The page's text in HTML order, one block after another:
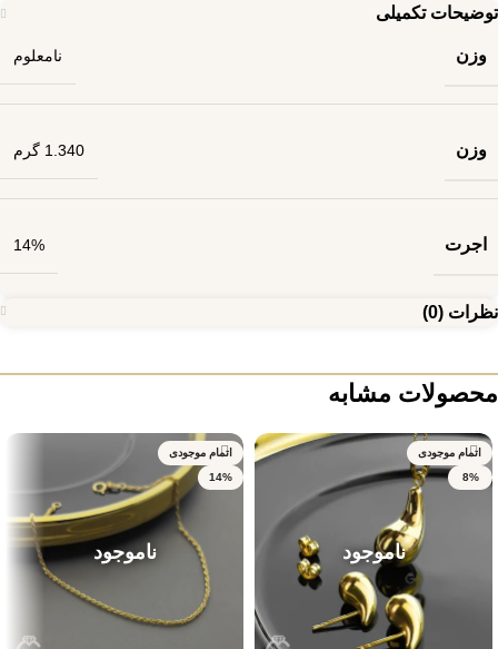
توضیحات تکمیلی
وزن نامعلوم
وزن 1.340 گرم
اجرت 14%
نظرات (0)
محصولات مشابه
اتمام موجودی
8%
ناموجود
اتمام موجودی
14%
ناموجود